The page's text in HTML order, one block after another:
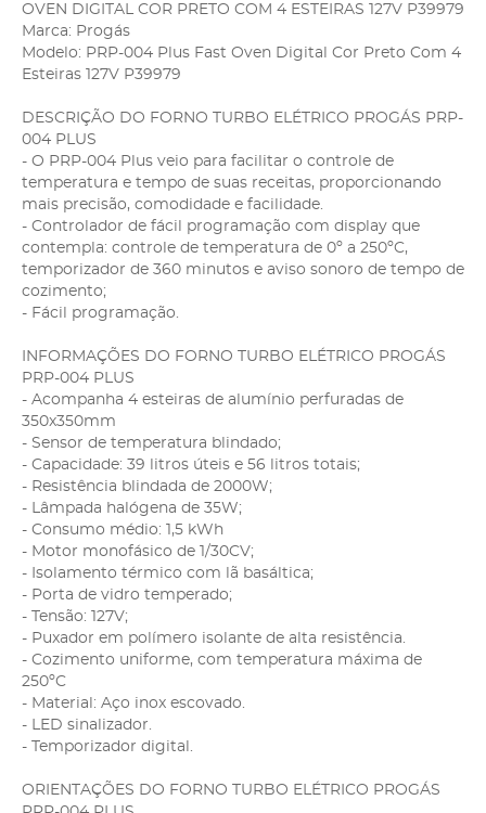
OVEN DIGITAL COR PRETO COM 4 ESTEIRAS 127V P39979
Marca: Progás
Modelo: PRP-004 Plus Fast Oven Digital Cor Preto Com 4
Esteiras 127V P39979
DESCRIÇÃO DO FORNO TURBO ELÉTRICO PROGÁS PRP-
004 PLUS
- O PRP-004 Plus veio para facilitar o controle de
temperatura e tempo de suas receitas, proporcionando
mais precisão, comodidade e facilidade.
- Controlador de fácil programação com display que
contempla: controle de temperatura de 0º a 250ºC,
temporizador de 360 minutos e aviso sonoro de tempo de
cozimento;
- Fácil programação.
INFORMAÇÕES DO FORNO TURBO ELÉTRICO PROGÁS
PRP-004 PLUS
- Acompanha 4 esteiras de alumínio perfuradas de
350x350mm
- Sensor de temperatura blindado;
- Capacidade: 39 litros úteis e 56 litros totais;
- Resistência blindada de 2000W;
- Lâmpada halógena de 35W;
- Consumo médio: 1,5 kWh
- Motor monofásico de 1/30CV;
- Isolamento térmico com lã basáltica;
- Porta de vidro temperado;
- Tensão: 127V;
- Puxador em polímero isolante de alta resistência.
- Cozimento uniforme, com temperatura máxima de
250ºC
- Material: Aço inox escovado.
- LED sinalizador.
- Temporizador digital.
ORIENTAÇÕES DO FORNO TURBO ELÉTRICO PROGÁS